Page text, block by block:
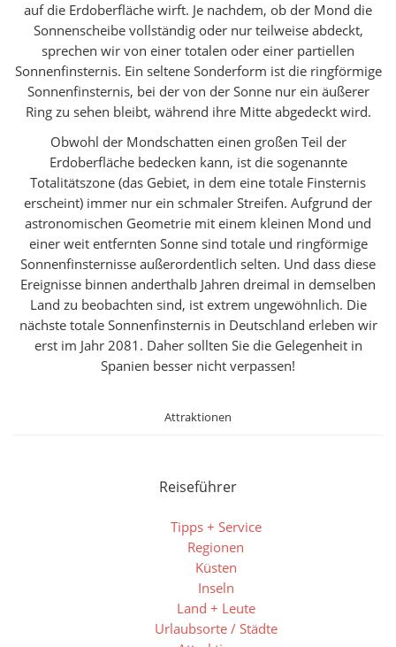
auf die Erdoberfläche wirft. Je nachdem, ob der Mond die
Sonnenscheibe vollständig oder nur teilweise abdeckt,
sprechen wir von einer totalen oder einer partiellen
Sonnenfinsternis. Ein seltene Sonderform ist die ringförmige
Sonnenfinsternis, bei der von der Sonne nur ein äußerer
Ring zu sehen bleibt, während ihre Mitte abgedeckt wird.
Obwohl der Mondschatten einen großen Teil der
Erdoberfläche bedecken kann, ist die sogenannte
Totalitätszone (das Gebiet, in dem eine totale Finsternis
erscheint) immer nur ein schmaler Streifen. Aufgrund der
astronomischen Geometrie mit einem kleinen Mond und
einer weit entfernten Sonne sind totale und ringförmige
Sonnenfinsternisse außerordentlich selten. Und dass diese
Ereignisse binnen anderthalb Jahren dreimal in demselben
Land zu beobachten sind, ist extrem ungewöhnlich. Die
nächste totale Sonnenfinsternis in Deutschland erleben wir
erst im Jahr 2081. Daher sollten Sie die Gelegenheit in
Spanien besser nicht verpassen!
Attraktionen
Reiseführer
Tipps + Service
Regionen
Küsten
Inseln
Land + Leute
Urlaubsorte / Städte